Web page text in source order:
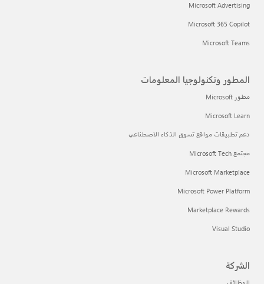
Microsoft Advertising
Microsoft 365 Copilot
Microsoft Teams
المطور وتكنولوجيا المعلومات
مطور Microsoft
Microsoft Learn
دعم تطبيقات مواقع تسوق الذكاء الاصطناعي
مجتمع Microsoft Tech
Microsoft Marketplace
Microsoft Power Platform
Marketplace Rewards
Visual Studio
الشركة